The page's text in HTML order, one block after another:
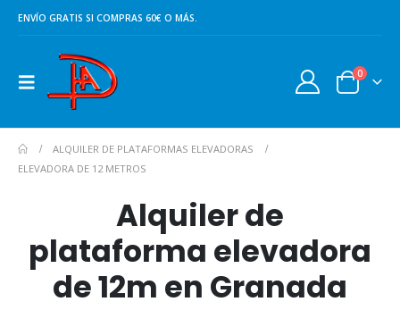
ENVÍO GRATIS SI COMPRAS 60€ O MÁS.
0
ALQUILER DE PLATAFORMAS ELEVADORAS
ELEVADORA DE 12 METROS
Alquiler de
plataforma elevadora
de 12m en Granada